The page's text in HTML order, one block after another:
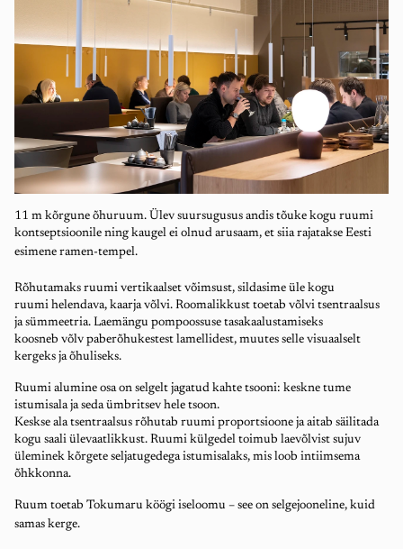
11 m kõrgune õhuruum. Ülev suursugusus andis tõuke kogu ruumi
kontseptsioonile ning kaugel ei olnud arusaam, et siia rajatakse Eesti
esimene ramen-tempel.
Rõhutamaks ruumi vertikaalset võimsust, sildasime üle kogu
ruumi helendava, kaarja võlvi. Roomalikkust toetab võlvi tsentraalsus
ja sümmeetria. Laemängu pompoossuse tasakaalustamiseks
koosneb võlv paberõhukestest lamellidest, muutes selle visuaalselt
kergeks ja õhuliseks.
Ruumi alumine osa on selgelt jagatud kahte tsooni: keskne tume
istumisala ja seda ümbritsev hele tsoon.
Keskse ala tsentraalsus rõhutab ruumi proportsioone ja aitab säilitada
kogu saali ülevaatlikkust. Ruumi külgedel toimub laevõlvist sujuv
üleminek kõrgete seljatugedega istumisalaks, mis loob intiimsema
õhkkonna.
Ruum toetab Tokumaru köögi iseloomu – see on selgejooneline, kuid
samas kerge.